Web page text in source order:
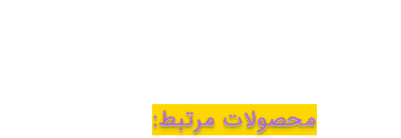
محصولات مرتبط: